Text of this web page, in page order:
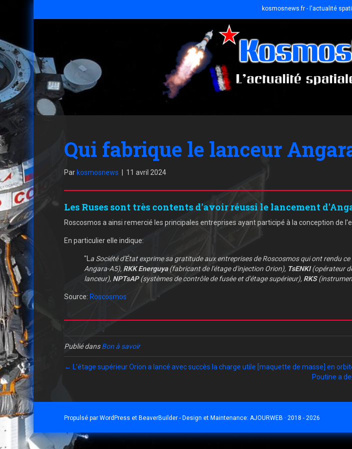
kosmosnews.fr - l'actualité
Qui fabrique le lanceur
Par kosmosnews 11 avril 2024
Les Ruses sont très contents d'avoir réussi le lancement
Roscosmos a ainsi remercié les principales entreprises ayant participé à la conception de
En particulier elle indique:
"La Société d'État exprime sa gratitude aux entreprises de Roscosmos qui ont rendu
Angara-A5), RKK Energuya(fabricant de l'étage d'injection Orion), TsENKI(opérateur
lanceur), NPTsAP(systèmes de contrôle de fusée et d'étage supérieur), RKS
Source: Roscosmos
Publié dansBon à savoir
← L’étage supérieur Orion a lancé avec succès la charge utile [maquette de masse] en
Poutine a
Propulsé par WordPress et BeaverBuilder- Design et Maintenance: AJOURWEB · 2018 - 2026